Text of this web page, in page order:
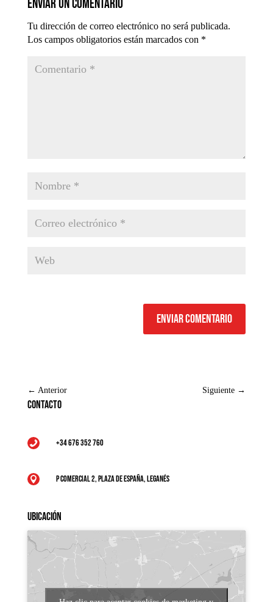
Enviar un comentario
Tu dirección de correo electrónico no será publicada.
Los campos obligatorios están marcados con *
Enviar comentario
← Anterior Siguiente →
Contacto
 +34 676 352 760
 P Comercial 2, Plaza de España, Leganés
Ubicación